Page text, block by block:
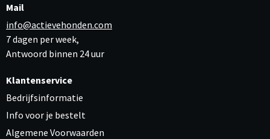
Mail
info@actievehonden.com
7 dagen per week,
Antwoord binnen 24 uur
Klantenservice
Bedrijfsinformatie
Info voor je bestelt
Algemene Voorwaarden